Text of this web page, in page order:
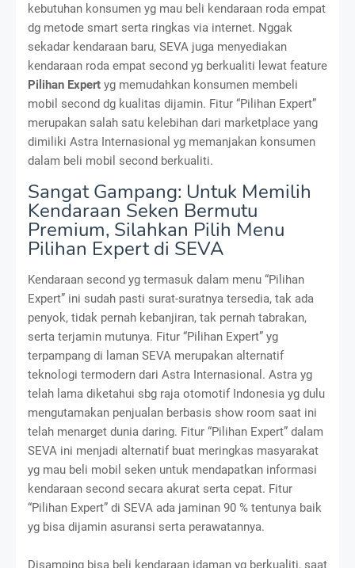
kebutuhan konsumen yg mau beli kendaraan roda empat
dg metode smart serta ringkas via internet. Nggak
sekadar kendaraan baru, SEVA juga menyediakan
kendaraan roda empat second yg berkualiti lewat feature
Pilihan Expert yg memudahkan konsumen membeli
mobil second dg kualitas dijamin. Fitur “Pilihan Expert”
merupakan salah satu kelebihan dari marketplace yang
dimiliki Astra Internasional yg memanjakan konsumen
dalam beli mobil second berkualiti.
Sangat Gampang: Untuk Memilih
Kendaraan Seken Bermutu
Premium, Silahkan Pilih Menu
Pilihan Expert di SEVA
Kendaraan second yg termasuk dalam menu “Pilihan
Expert” ini sudah pasti surat-suratnya tersedia, tak ada
penyok, tidak pernah kebanjiran, tak pernah tabrakan,
serta terjamin mutunya. Fitur “Pilihan Expert” yg
terpampang di laman SEVA merupakan alternatif
teknologi termodern dari Astra Internasional. Astra yg
telah lama diketahui sbg raja otomotif Indonesia yg dulu
mengutamakan penjualan berbasis show room saat ini
telah menarget dunia daring. Fitur “Pilihan Expert” dalam
SEVA ini menjadi alternatif buat meringkas masyarakat
yg mau beli mobil seken untuk mendapatkan informasi
kendaraan second secara akurat serta cepat. Fitur
“Pilihan Expert” di SEVA ada jaminan 90 % tentunya baik
yg bisa dijamin asuransi serta perawatannya.
Disamping bisa beli kendaraan idaman yg berkualiti, saat